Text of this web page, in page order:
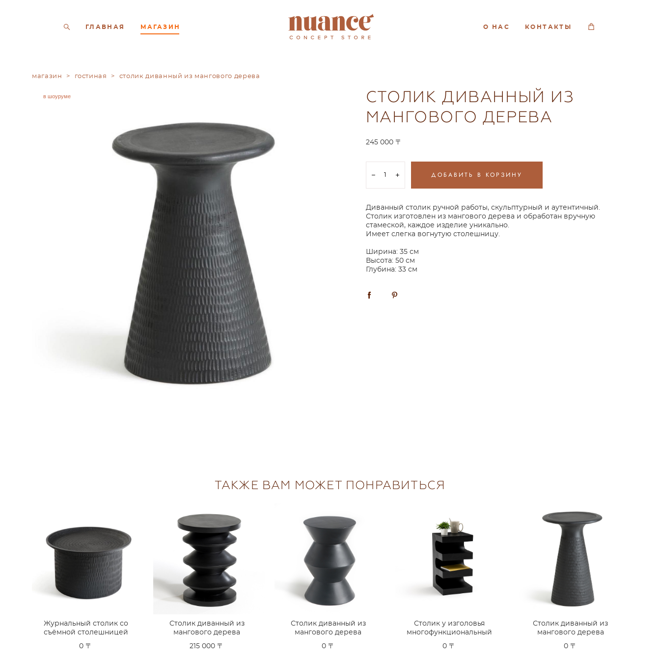
ГЛАВНАЯ МАГАЗИН О НАС КОНТАКТЫ
магазин > гостиная > столик диванный из мангового дерева
в шоуруме
СТОЛИК ДИВАННЫЙ ИЗ
МАНГОВОГО ДЕРЕВА
245 000 〒
ДОБАВИТЬ В КОРЗИНУ
Диванный столик ручной работы, скульптурный и аутентичный.
Столик изготовлен из мангового дерева и обработан вручную
стамеской, каждое изделие уникально.
Имеет слегка вогнутую столешницу.
Ширина: 35 см
Высота: 50 см
Глубина: 33 см
ТАКЖЕ ВАМ МОЖЕТ ПОНРАВИТЬСЯ
Журнальный столик со
съёмной столешницей
0 〒
Столик диванный из
мангового дерева
215 000 〒
Столик диванный из
мангового дерева
0 〒
Столик у изголовья
многофункциональный
0 〒
Столик диванный из
мангового дерева
0 〒